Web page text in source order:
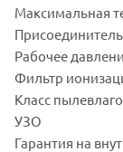
Максимальная
Рабочее
Фильтр
Класс
УЗО
Гарантия на